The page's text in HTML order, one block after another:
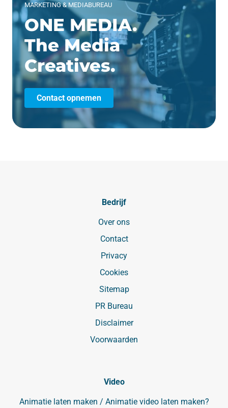
MARKETING & MEDIABUREAU
ONE MEDIA.
The Media
Creatives.
Contact opnemen
Bedrijf
Over ons
Contact
Privacy
Cookies
Sitemap
PR Bureau
Disclaimer
Voorwaarden
Video
Animatie laten maken / Animatie video laten maken?